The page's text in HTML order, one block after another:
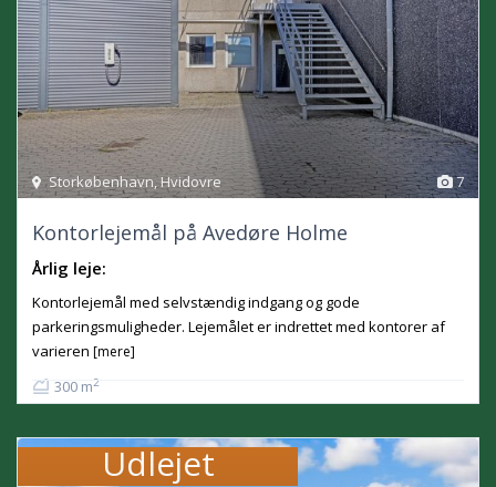
7
Storkøbenhavn,Hvidovre
Kontorlejemål på Avedøre Holme
Årlig leje:
Kontorlejemål med selvstændig indgang og gode
parkeringsmuligheder. Lejemålet er indrettet med kontorer af
varieren [mere]
300 m2
Udlejet